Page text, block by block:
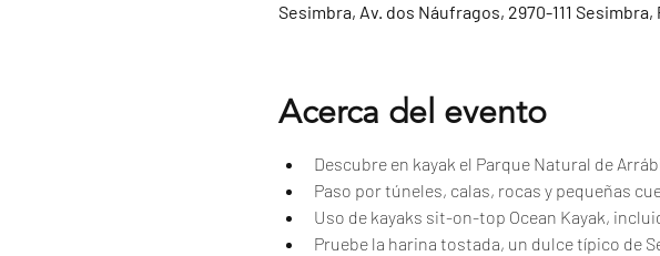
Sesimbra, Av. dos Náufragos, 2970-111
Acerca del evento
Descubre en kayak el Parque Natural de
Paso por túneles, calas, rocas y pequeñas
Uso de kayaks sit-on-top Ocean Kayak,
Pruebe la harina tostada, un dulce típico de